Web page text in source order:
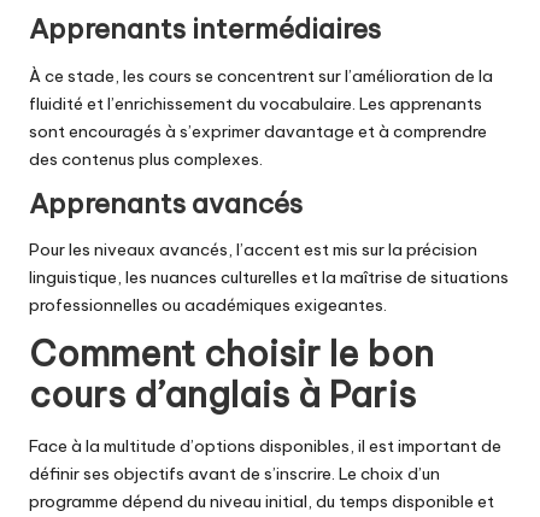
Apprenants intermédiaires
À ce stade, les cours se concentrent sur l’amélioration de la
fluidité et l’enrichissement du vocabulaire. Les apprenants
sont encouragés à s’exprimer davantage et à comprendre
des contenus plus complexes.
Apprenants avancés
Pour les niveaux avancés, l’accent est mis sur la précision
linguistique, les nuances culturelles et la maîtrise de situations
professionnelles ou académiques exigeantes.
Comment choisir le bon
cours d’anglais à Paris
Face à la multitude d’options disponibles, il est important de
définir ses objectifs avant de s’inscrire. Le choix d’un
programme dépend du niveau initial, du temps disponible et